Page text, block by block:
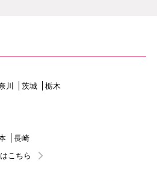
川 茨城
栃木
長崎
こちら